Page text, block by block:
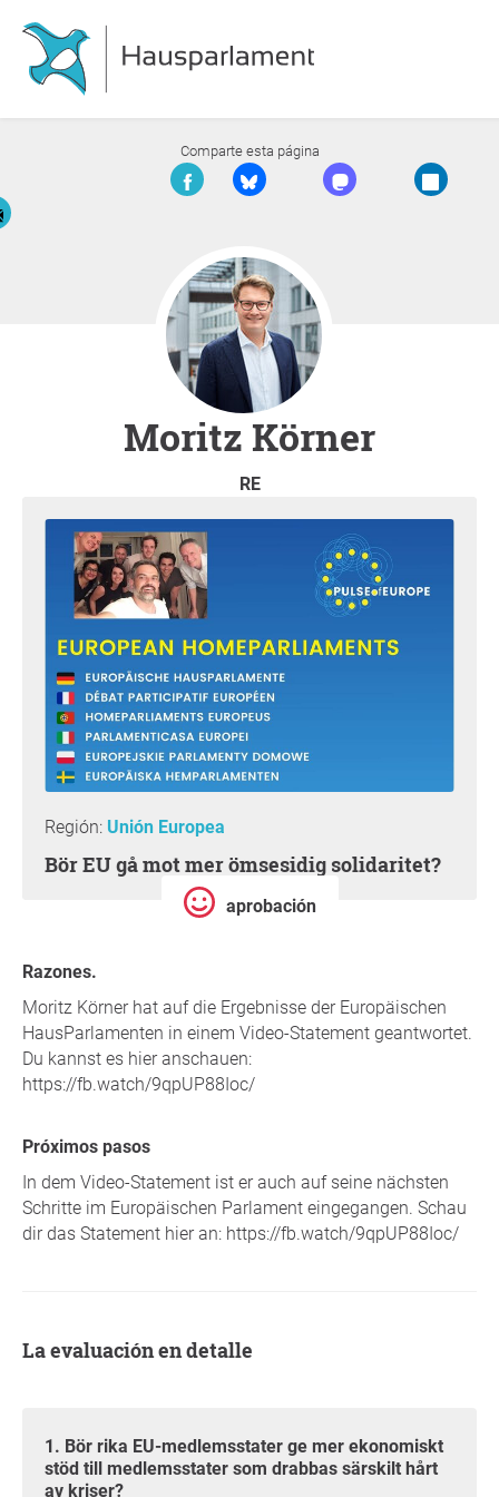
Comparte esta página
Moritz Körner
RE
Región: Unión Europea
Bör EU gå mot mer ömsesidig solidaritet?
aprobación
Razones.
Moritz Körner hat auf die Ergebnisse der Europäischen
HausParlamenten in einem Video-Statement geantwortet.
Du kannst es hier anschauen:
https://fb.watch/9qpUP88Ioc/
Próximos pasos
In dem Video-Statement ist er auch auf seine nächsten
Schritte im Europäischen Parlament eingegangen. Schau
dir das Statement hier an: https://fb.watch/9qpUP88Ioc/
La evaluación en detalle
1. Bör rika EU-medlemsstater ge mer ekonomiskt
stöd till medlemsstater som drabbas särskilt hårt
av kriser?